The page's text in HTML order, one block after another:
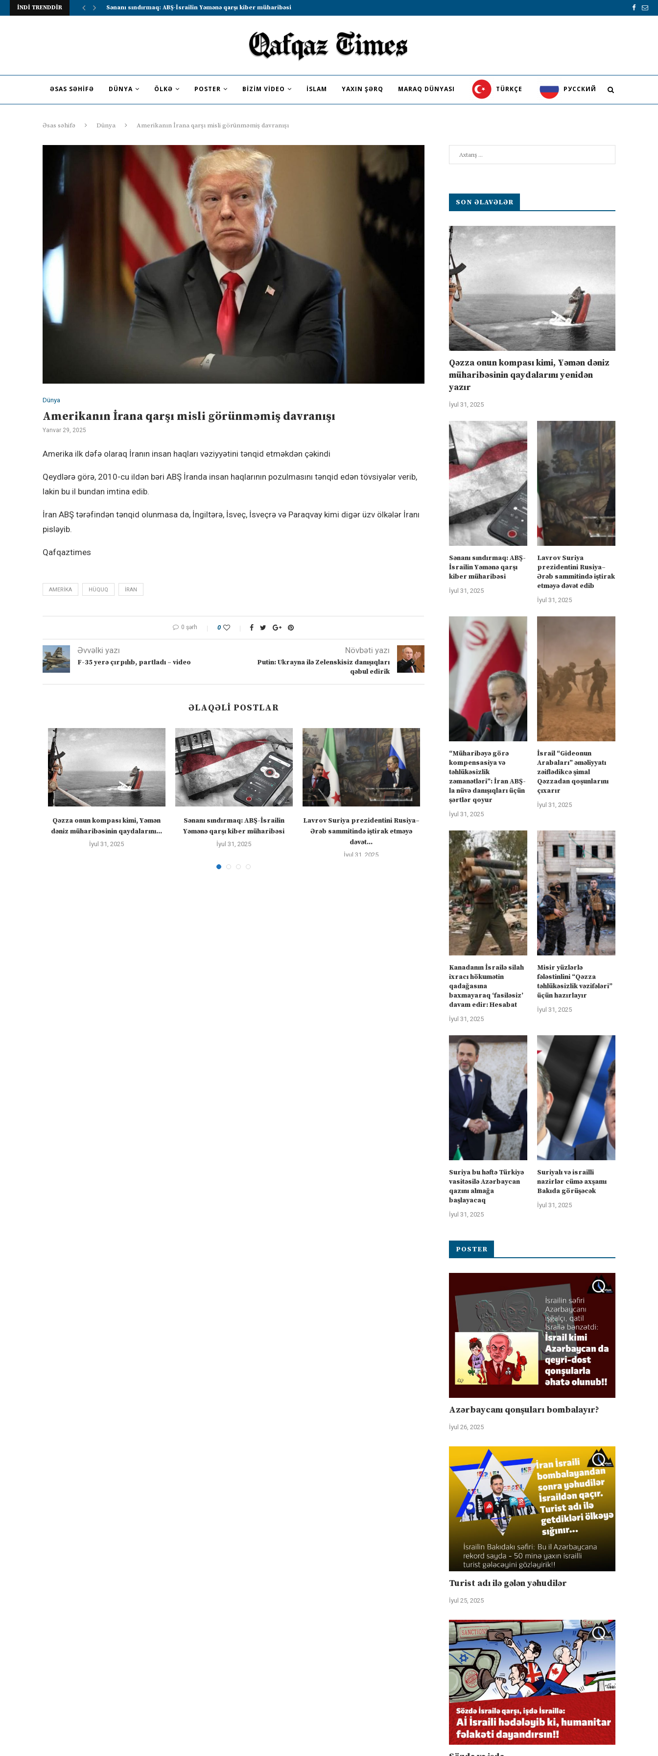
İNDİ TRENDDİR Lavrov Suriya prezidentini Rusiya–Ərəb sammitində iştirak etməyə dəvət...
ƏSAS SƏHIFƏ DÜNYA ÖLKƏ POSTER BIZIM VIDEO İSLAM YAXIN ŞƏRQ MARAQ DÜNYASI TÜRKÇE PУССКИЙ
Əsas səhifə Dünya Amerikanın İrana qarşı misli görünməmiş davranışı
Dünya
Amerikanın İrana qarşı misli görünməmiş davranışı
Yanvar 29, 2025
Amerika ilk dəfə olaraq İranın insan haqları vəziyyətini tənqid etməkdən çəkindi
Qeydlərə görə, 2010-cu ildən bəri ABŞ İranda insan haqlarının pozulmasını tənqid edən tövsiyələr verib,
lakin bu il bundan imtina edib.
İran ABŞ tərəfindən tənqid olunmasa da, İngiltərə, İsveç, İsveçrə və Paraqvay kimi digər üzv ölkələr İranı
pisləyib.
Qafqaztimes
AMERIKA HÜQUQ İRAN
0 şərh 0
Əvvəlki yazı
F-35 yerə çırpılıb, partladı – video
Növbəti yazı
Putin: Ukrayna ilə Zelenskisiz danışıqları
qəbul edirik
ƏLAQƏLI POSTLAR
Qəzza onun kompası kimi, Yəmən
dəniz müharibəsinin qaydalarını...
İyul 31, 2025
Sənanı sındırmaq: ABŞ-İsrailin
Yəmənə qarşı kiber müharibəsi
İyul 31, 2025
Lavrov Suriya prezidentini Rusiya–
Ərəb sammitində iştirak etməyə
dəvət...
İyul 31, 2025
“Müharibəyə görə kompensasiya və
təhlükəsizlik zəmanətləri”: İran
ABŞ-la...
İyul 31, 2025
hökumətin qadağasına
‘fasiləsiz’...
İyul 31, 2025
SON ƏLAVƏLƏR
Qəzza onun kompası kimi, Yəmən dəniz
müharibəsinin qaydalarını yenidən
yazır
İyul 31, 2025
Sənanı sındırmaq: ABŞ-
İsrailin Yəmənə qarşı
kiber müharibəsi
İyul 31, 2025
Lavrov Suriya
prezidentini Rusiya–
Ərəb sammitində iştirak
etməyə dəvət edib
İyul 31, 2025
“Müharibəyə görə
kompensasiya və
təhlükəsizlik
zəmanətləri”: İran ABŞ-
la nüvə danışıqları üçün
şərtlər qoyur
İyul 31, 2025
İsrail “Gideonun
Arabaları” əməliyyatı
zəiflədikcə şimal
Qəzzadan qoşunlarını
çıxarır
İyul 31, 2025
Kanadanın İsrailə silah
ixracı hökumətin
qadağasına
baxmayaraq ‘fasiləsiz’
davam edir: Hesabat
İyul 31, 2025
Misir yüzlərlə
fələstinlini “Qəzza
təhlükəsizlik vəzifələri”
üçün hazırlayır
İyul 31, 2025
Suriya bu həftə Türkiyə
vasitəsilə Azərbaycan
qazını almağa
başlayacaq
İyul 31, 2025
Suriyalı və israilli
nazirlər cümə axşamı
Bakıda görüşəcək
İyul 31, 2025
POSTER
Azərbaycanı qonşuları bombalayır?
İyul 26, 2025
Turist adı ilə gələn yəhudilər
İyul 25, 2025